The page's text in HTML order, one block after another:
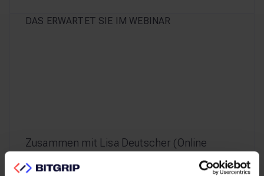
DAS ERWARTET SIE IM WEBINAR
Zusammen mit Lisa Deutscher (Online
Marketing / Bike Partner Relations) von